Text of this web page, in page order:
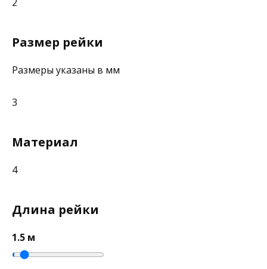
Размер рейки
Размеры указаны в мм
3
Материал
4
Длина рейки
1.5 м